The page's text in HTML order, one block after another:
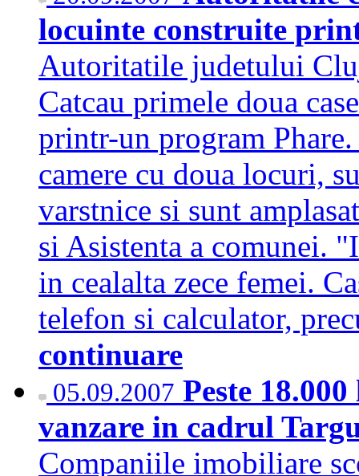
locuinte construite
Autoritatile judetului
Catcau primele doua
printr-un program
camere cu doua locuri,
varstnice si sunt
si Asistenta a comunei.
in cealalta zece femei.
telefon si calculator,
continuare
05.09.2007 Peste
vanzare in cadrul
Companiile imobiliare